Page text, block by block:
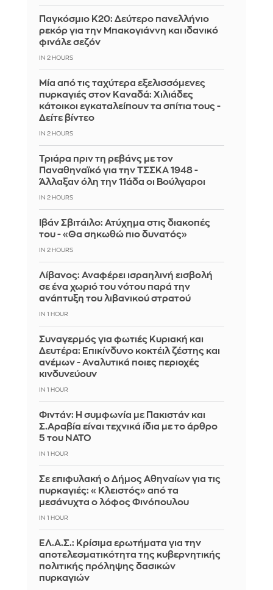
Παγκόσμιο Κ20: Δεύτερο πανελλήνιο
ρεκόρ για την Μπακογιάννη και ιδανικό
φινάλε σεζόν
IN 2 HOURS
Μία από τις ταχύτερα εξελισσόμενες
πυρκαγιές στον Καναδά: Χιλιάδες
κάτοικοι εγκαταλείπουν τα σπίτια τους -
Δείτε βίντεο
IN 2 HOURS
Τριάρα πριν τη ρεβάνς με τον
Παναθηναϊκό για την ΤΣΣΚΑ 1948 -
Άλλαξαν όλη την 11άδα οι Βούλγαροι
IN 2 HOURS
Ιβάν Σβιτάιλο: Ατύχημα στις διακοπές
του - «Θα σηκωθώ πιο δυνατός»
IN 2 HOURS
Λίβανος: Αναφέρει ισραηλινή εισβολή
σε ένα χωριό του νότου παρά την
ανάπτυξη του λιβανικού στρατού
IN 1 HOUR
Συναγερμός για φωτιές Κυριακή και
Δευτέρα: Επικίνδυνο κοκτέιλ ζέστης και
ανέμων - Αναλυτικά ποιες περιοχές
κινδυνεύουν
IN 1 HOUR
Φιντάν: Η συμφωνία με Πακιστάν και
Σ.Αραβία είναι τεχνικά ίδια με το άρθρο
5 του ΝΑΤΟ
IN 1 HOUR
Σε επιφυλακή ο Δήμος Αθηναίων για τις
πυρκαγιές: «Κλειστός» από τα
μεσάνυχτα ο λόφος Φινόπουλου
IN 1 HOUR
ΕΛ.Α.Σ.: Κρίσιμα ερωτήματα για την
αποτελεσματικότητα της κυβερνητικής
πολιτικής πρόληψης δασικών
πυρκαγιών